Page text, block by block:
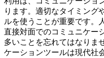
ります。適切なタイミング
ルを使うことが重要です。
直接対面でのコミュニケー
多いことを忘れてはなりま
ケーションツールは現代社